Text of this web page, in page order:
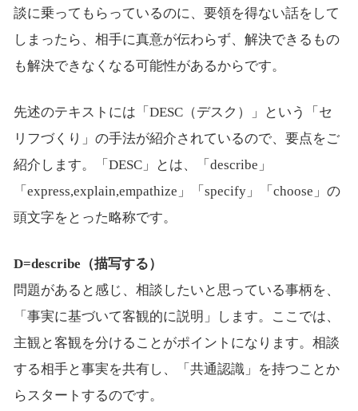
談に乗ってもらっているのに、要領を得ない話をして
しまったら、相手に真意が伝わらず、解決できるもの
も解決できなくなる可能性があるからです。
先述のテキストには「DESC（デスク）」という「セ
リフづくり」の手法が紹介されているので、要点をご
紹介します。「DESC」とは、「describe」
「express,explain,empathize」「specify」「choose」の
頭文字をとった略称です。
D=describe（描写する）
問題があると感じ、相談したいと思っている事柄を、
「事実に基づいて客観的に説明」します。ここでは、
主観と客観を分けることがポイントになります。相談
する相手と事実を共有し、「共通認識」を持つことか
らスタートするのです。